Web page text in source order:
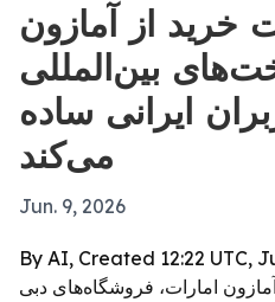
خرید از آمازون
بین‌المللی
ایرانی ساده
می‌کند
Jun. 9, 2026
By AI, Created 12:22 UTC,
امارات، فروشگاه‌های دبی